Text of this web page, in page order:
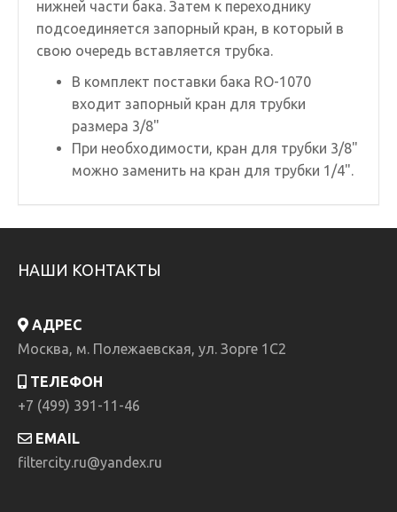
нижней части бака. Затем к переходнику
подсоединяется запорный кран, в который в
свою очередь вставляется трубка.
В комплект поставки бака RO-1070
входит запорный кран для трубки
размера 3/8"
При необходимости, кран для трубки 3/8"
можно заменить на кран для трубки 1/4".
НАШИ КОНТАКТЫ
АДРЕС
Москва, м. Полежаевская, ул. Зорге 1C2
ТЕЛЕФОН
+7 (499) 391-11-46
EMAIL
filtercity.ru@yandex.ru